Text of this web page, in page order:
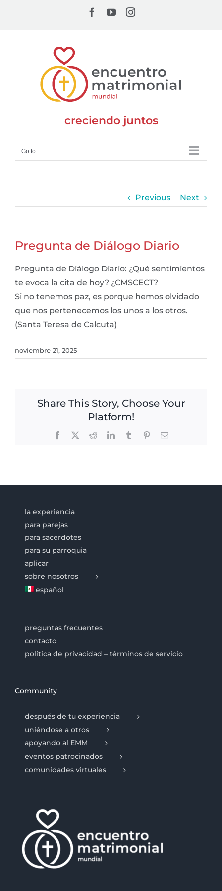
Facebook
YouTubeInstagram
creciendo juntos
Go to...
Previous Next
Pregunta de Diálogo Diario
Pregunta de Diálogo Diario: ¿Qué sentimientos
te evoca la cita de hoy? ¿CMSCECT?
Si no tenemos paz, es porque hemos olvidado
que nos pertenecemos los unos a los otros.
(Santa Teresa de Calcuta)
noviembre 21, 2025
Share This Story, Choose Your
Platform!
Facebook RedditLinkedInTumblr PinterestEmail
la experiencia
para parejas
para sacerdotes
para su parroquia
aplicar
sobre nosotros
español
preguntas frecuentes
contacto
política de privacidad – términos de servicio
Community
después de tu experiencia
uniéndose a otros
apoyando al EMM
eventos patrocinados
comunidades virtuales